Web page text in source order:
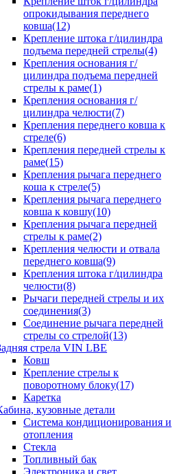
опрокидывания переднего
ковша(12)
Крепление штока г/цилиндра
подъема передней стрелы(4)
Крепления основания г/
цилиндра подъема передней
стрелы к раме(1)
Крепления основания г/
цилиндра челюсти(7)
Крепления переднего ковша к
стреле(6)
Крепления передней стрелы к
раме(15)
Крепления рычага переднего
коша к стреле(5)
Крепления рычага переднего
ковша к ковшу(10)
Крепления рычага передней
стрелы к раме(2)
Крепления челюсти и отвала
переднего ковша(9)
Крепления штока г/цилиндра
челюсти(8)
Рычаги передней стрелы и их
соединения(3)
Соединение рычага передней
стрелы со стрелой(13)
стрела VIN LBE
Ковш
Крепление стрелы к
поворотному блоку(17)
Каретка
кузовные детали
Система кондиционирования и
отопления
Стекла
Топливный бак
Электроника и свет